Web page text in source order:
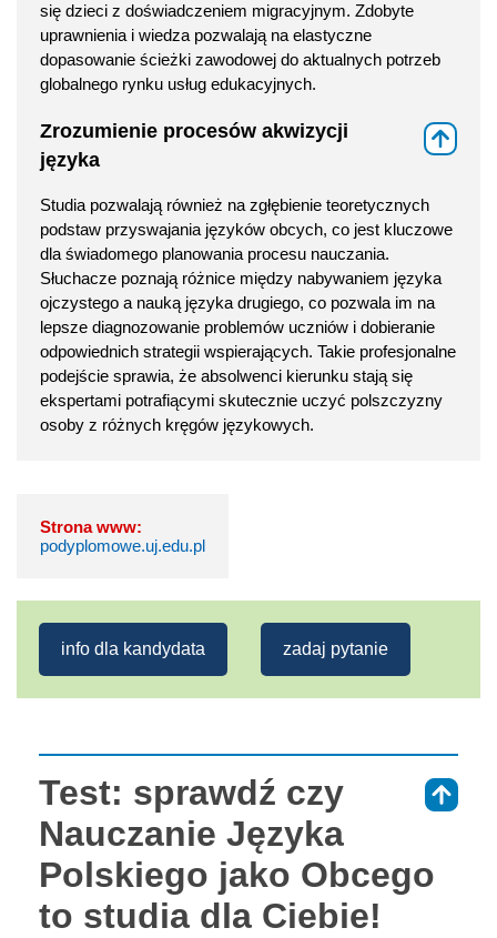
się dzieci z doświadczeniem migracyjnym. Zdobyte
uprawnienia i wiedza pozwalają na elastyczne
dopasowanie ścieżki zawodowej do aktualnych potrzeb
globalnego rynku usług edukacyjnych.
Zrozumienie procesów akwizycji
języka
Studia pozwalają również na zgłębienie teoretycznych
podstaw przyswajania języków obcych, co jest kluczowe
dla świadomego planowania procesu nauczania.
Słuchacze poznają różnice między nabywaniem języka
ojczystego a nauką języka drugiego, co pozwala im na
lepsze diagnozowanie problemów uczniów i dobieranie
odpowiednich strategii wspierających. Takie profesjonalne
podejście sprawia, że absolwenci kierunku stają się
ekspertami potrafiącymi skutecznie uczyć polszczyzny
osoby z różnych kręgów językowych.
Strona www:
podyplomowe.uj.edu.pl
info dla kandydata zadaj pytanie
Test: sprawdź czy
Nauczanie Języka
Polskiego jako Obcego
to studia dla Ciebie!